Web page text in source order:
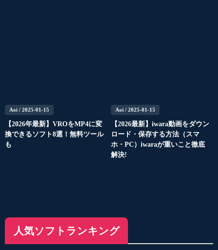
Aoi / 2025-01-15
【2026年最新】VROをMP4に変
換できるソフト8選！無料ツール
も
Aoi/ 2025-01-15
【2026最新】iwara動画をダウン
ロード・保存する方法（スマ
ホ・PC）iwaraが重いこと徹底
解決!
人気ソフトランキング